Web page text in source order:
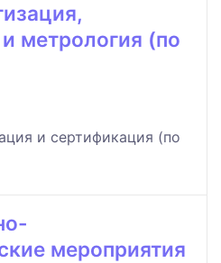
метрология (по
и сертификация (по
мероприятия